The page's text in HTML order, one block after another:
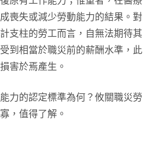
喪失或減少勞動能力的結果。對
支柱的勞工而言，自無法期待其
到相當於職災前的薪酬水準，此
害於焉產生。
力的認定標準為何？攸關職災勞
，值得了解。